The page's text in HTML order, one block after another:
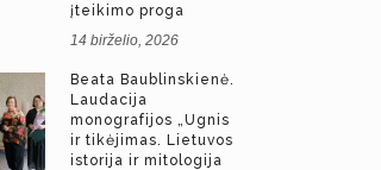
įteikimo proga
14 birželio, 2026
Beata Baublinskienė.
Laudacija
monografijos „Ugnis
ir tikėjimas. Lietuvos
istorija ir mitologija